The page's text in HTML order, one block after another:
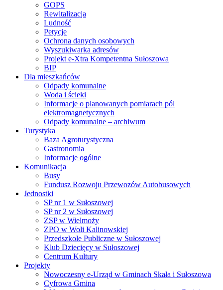
GOPS
Rewitalizacja
Ludność
Petycje
Ochrona danych osobowych
Wyszukiwarka adresów
Projekt e-Xtra Kompetentna Sułoszowa
BIP
Dla mieszkańców
Odpady komunalne
Woda i ścieki
Informacje o planowanych pomiarach pól
elektromagnetycznych
Odpady komunalne – archiwum
Turystyka
Baza Agroturystyczna
Gastronomia
Informacje ogólne
Komunikacja
Busy
Fundusz Rozwoju Przewozów Autobusowych
Jednostki
SP nr 1 w Sułoszowej
SP nr 2 w Sułoszowej
ZSP w Wielmoży
ZPO w Woli Kalinowskiej
Przedszkole Publiczne w Sułoszowej
Klub Dziecięcy w Sułoszowej
Centrum Kultury
Projekty
Nowoczesny e-Urząd w Gminach Skała i Sułoszowa
Cyfrowa Gmina